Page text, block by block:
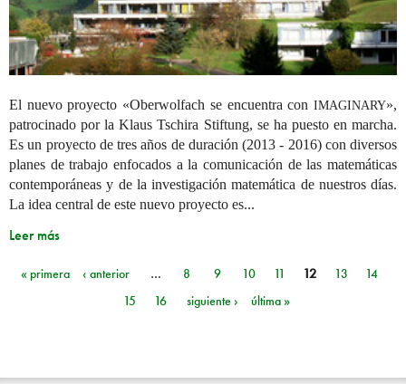
El nuevo proyecto «Oberwolfach se encuentra con IMAGINARY»,
patrocinado por la Klaus Tschira Stiftung, se ha puesto en marcha.
Es un proyecto de tres años de duración (2013 - 2016) con diversos
planes de trabajo enfocados a la comunicación de las matemáticas
contemporáneas y de la investigación matemática de nuestros días.
La idea central de este nuevo proyecto es...
Leer más
Páginas
« primera ‹ anterior … 8 9 10 11 12 13
14
15
16 siguiente › última »